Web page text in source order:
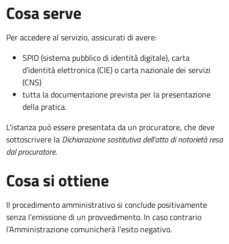
Cosa serve
Per accedere al servizio, assicurati di avere:
SPID (sistema pubblico di identità digitale), carta
d’identità elettronica (CIE) o carta nazionale dei servizi
(CNS)
tutta la documentazione prevista per la presentazione
della pratica.
L'istanza può essere presentata da un procuratore, che deve
sottoscrivere la Dichiarazione sostitutiva dell'atto di notorietà resa
dal procuratore.
Cosa si ottiene
Il procedimento amministrativo si conclude positivamente
senza l’emissione di un provvedimento. In caso contrario
l’Amministrazione comunicherà l’esito negativo.